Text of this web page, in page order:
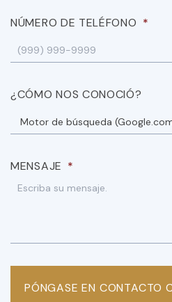
NÚMERO DE TELÉFONO *
¿CÓMO NOS CONOCIÓ?
MENSAJE *
PÓNGASE EN CONTACTO